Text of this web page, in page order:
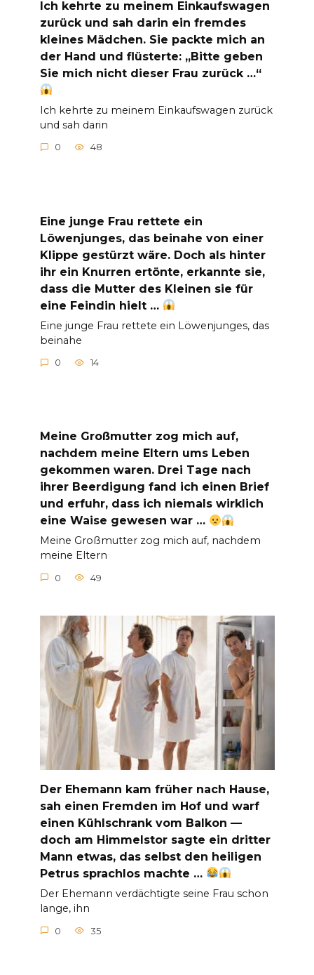
Ich kehrte zu meinem Einkaufswagen
zurück und sah darin ein fremdes
kleines Mädchen. Sie packte mich an
der Hand und flüsterte: „Bitte geben
Sie mich nicht dieser Frau zurück …“
Ich kehrte zu meinem Einkaufswagen zurück
und sah darin
0 48
Eine junge Frau rettete ein
Löwenjunges, das beinahe von einer
Klippe gestürzt wäre. Doch als hinter
ihr ein Knurren ertönte, erkannte sie,
dass die Mutter des Kleinen sie für
eine Feindin hielt …
Eine junge Frau rettete ein Löwenjunges, das
beinahe
0 14
Meine Großmutter zog mich auf,
nachdem meine Eltern ums Leben
gekommen waren. Drei Tage nach
ihrer Beerdigung fand ich einen Brief
und erfuhr, dass ich niemals wirklich
eine Waise gewesen war …
Meine Großmutter zog mich auf, nachdem
meine Eltern
0 49
Der Ehemann kam früher nach Hause,
sah einen Fremden im Hof und warf
einen Kühlschrank vom Balkon —
doch am Himmelstor sagte ein dritter
Mann etwas, das selbst den heiligen
Petrus sprachlos machte …
Der Ehemann verdächtigte seine Frau schon
lange, ihn
0 35